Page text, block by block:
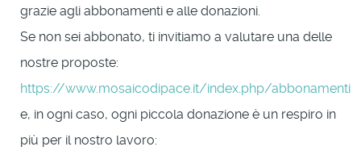
grazie agli abbonamenti e alle donazioni.
Se non sei abbonato, ti invitiamo a valutare una delle
nostre proposte:
https://www.mosaicodipace.it/index.php/abbonamenti
e, in ogni caso, ogni piccola donazione è un respiro in
più per il nostro lavoro: